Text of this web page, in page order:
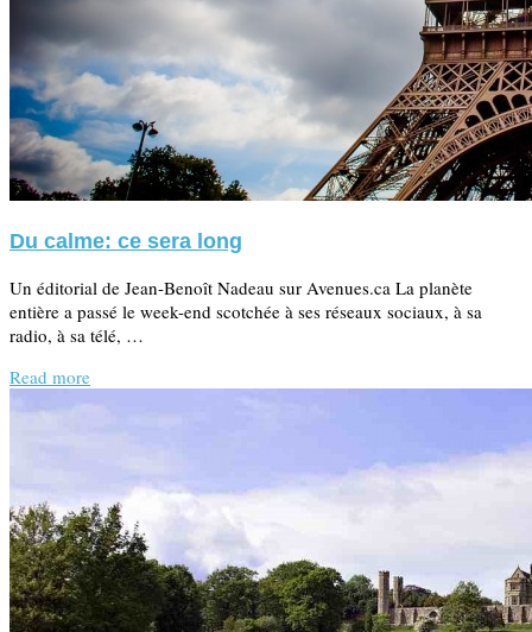
Du calme: ce sera long
Un éditorial de Jean-Benoît Nadeau sur Avenues.ca La planète
entière a passé le week-end scotchée à ses réseaux sociaux, à sa
radio, à sa télé, …
Read more